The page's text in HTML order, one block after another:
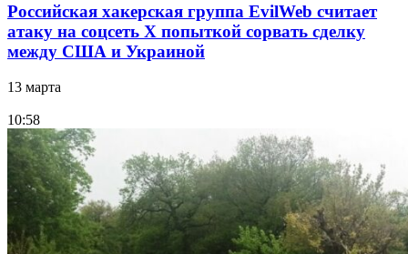
Российская хакерская группа EvilWeb считает
атаку на соцсеть Х попыткой сорвать сделку
между США и Украиной
13 марта
10:58